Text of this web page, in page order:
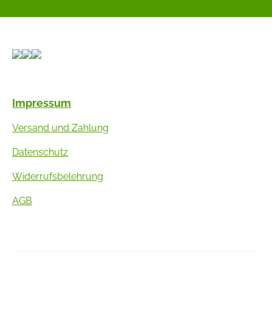
Impressum
Versand und Zahlung
Datenschutz
Widerrufsbelehrung
AGB